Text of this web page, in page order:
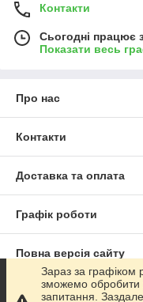
Контакти
Сьогодні працює
Показати весь
Про нас
Контакти
Доставка та оплата
Графік роботи
Повна версія сайту
Сайт створено на
Зараз за графіком
зможемо обробити
запитання.